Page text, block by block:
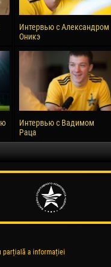
Интервью с Александром
Оникэ
Интервью с Вадимом
Раца
parțială a informației